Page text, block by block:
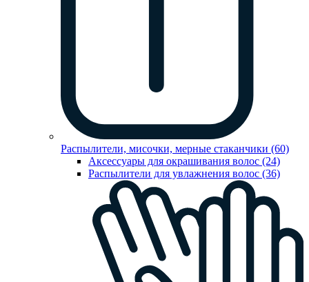
Распылители, мисочки, мерные стаканчики (60)
Аксессуары для окрашивания волос (24)
Распылители для увлажнения волос (36)